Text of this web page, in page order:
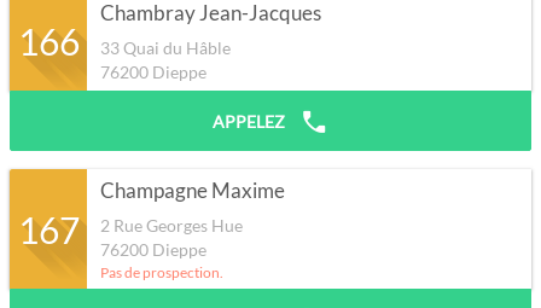
166
Chambray Jean-Jacques
33 Quai du Hâble
76200 Dieppe
APPELEZ
167
Champagne Maxime
2 Rue Georges Hue
76200 Dieppe
Pas de prospection.